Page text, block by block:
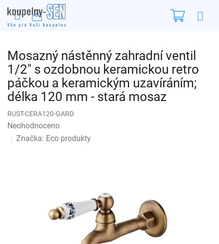
na
obsah
Mosazný nástěnný zahradní ventil
1/2" s ozdobnou keramickou retro
páčkou a keramickým uzavíráním;
délka 120 mm - stará mosaz
RUST-CERA120-GARD
Průměrné
hodnocení
Neohodnoceno
Značka: Eco produkty